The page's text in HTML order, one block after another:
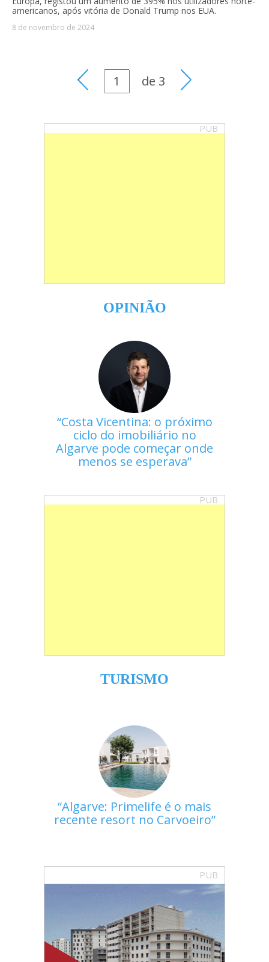
americanos, após vitória de Donald Trump nos EUA.
8 de novembro de 2024
de 3
PUB
OPINIÃO
Costa Vicentina: o próximo
ciclo do imobiliário no
Algarve pode começar onde
menos se esperava
PUB
TURISMO
Algarve: Primelife é o mais
recente resort no Carvoeiro
PUB